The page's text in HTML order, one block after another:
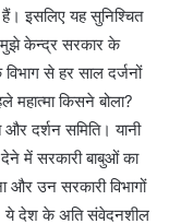
इसलिए यह सुनिश्चित
मुझे केन्द्र सरकार के
से हर साल दर्जनों
महात्मा किसने बोला?
दर्शन समिति। यानी
में सरकारी बाबुओं का
और उन सरकारी विभागों
ये देश के अति संवेदनशील